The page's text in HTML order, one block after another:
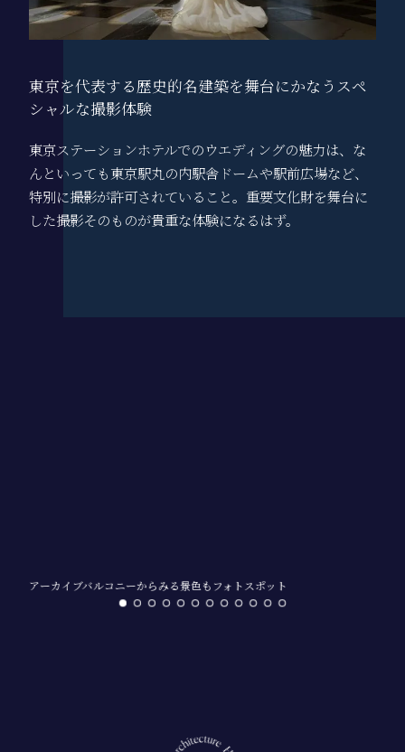
東京を代表する歴史的名建築を舞台にかなう スペ
シャルな撮影体験
東京ステーションホテルでのウエディングの魅力は、な
んといっても東京駅丸の内駅舎ドームや駅前広場など、
特別に撮影が許可されていること。重要文化財を舞台に
した撮影そのものが貴重な体験になるはず。
アーカイブバルコニーからみる景色もフォトスポット